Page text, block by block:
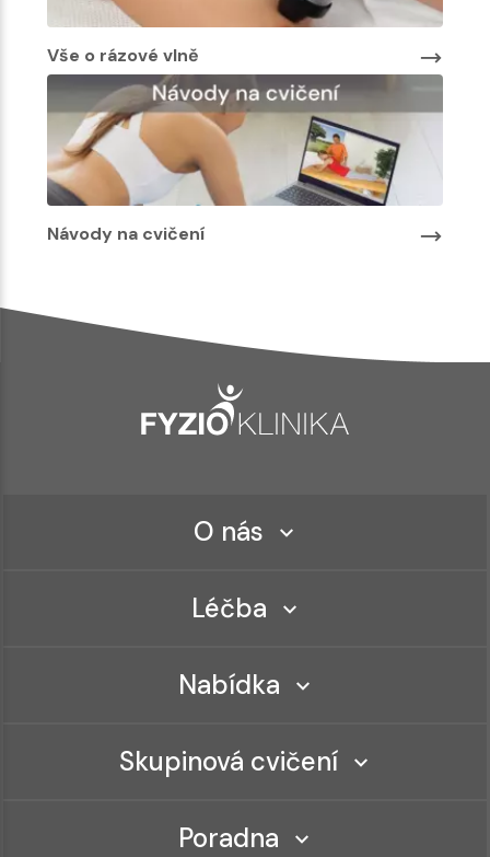
Vše o rázové vlně
Návody na cvičení
O nás
Léčba
Nabídka
Skupinová cvičení
Poradna